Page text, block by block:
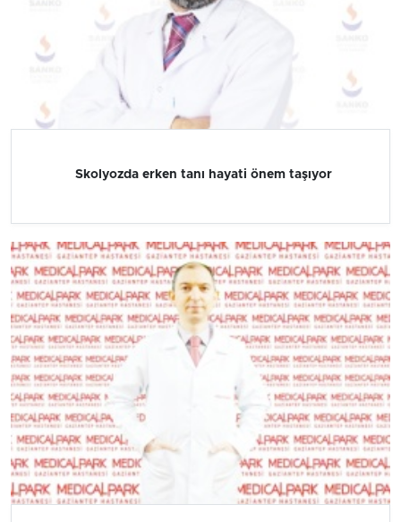
Skolyozda erken tanı hayati önem taşıyor